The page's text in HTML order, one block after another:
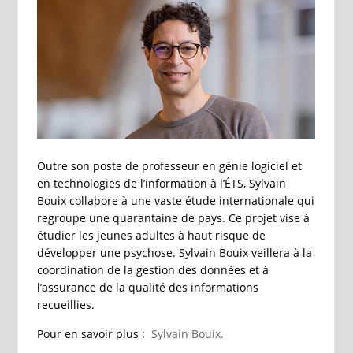
Outre son poste de professeur en génie logiciel et
en technologies de l’information à l’ÉTS, Sylvain
Bouix collabore à une vaste étude internationale qui
regroupe une quarantaine de pays. Ce projet vise à
étudier les jeunes adultes à haut risque de
développer une psychose. Sylvain Bouix veillera à la
coordination de la gestion des données et à
l’assurance de la qualité des informations
recueillies.
Pour en savoir plus : Sylvain Bouix.